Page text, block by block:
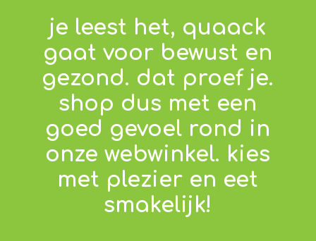
je leest het, quaack
gaat voor bewust en
gezond. dat proef je.
shop dus met een
goed gevoel rond in
onze webwinkel. kies
met plezier en eet
smakelijk!